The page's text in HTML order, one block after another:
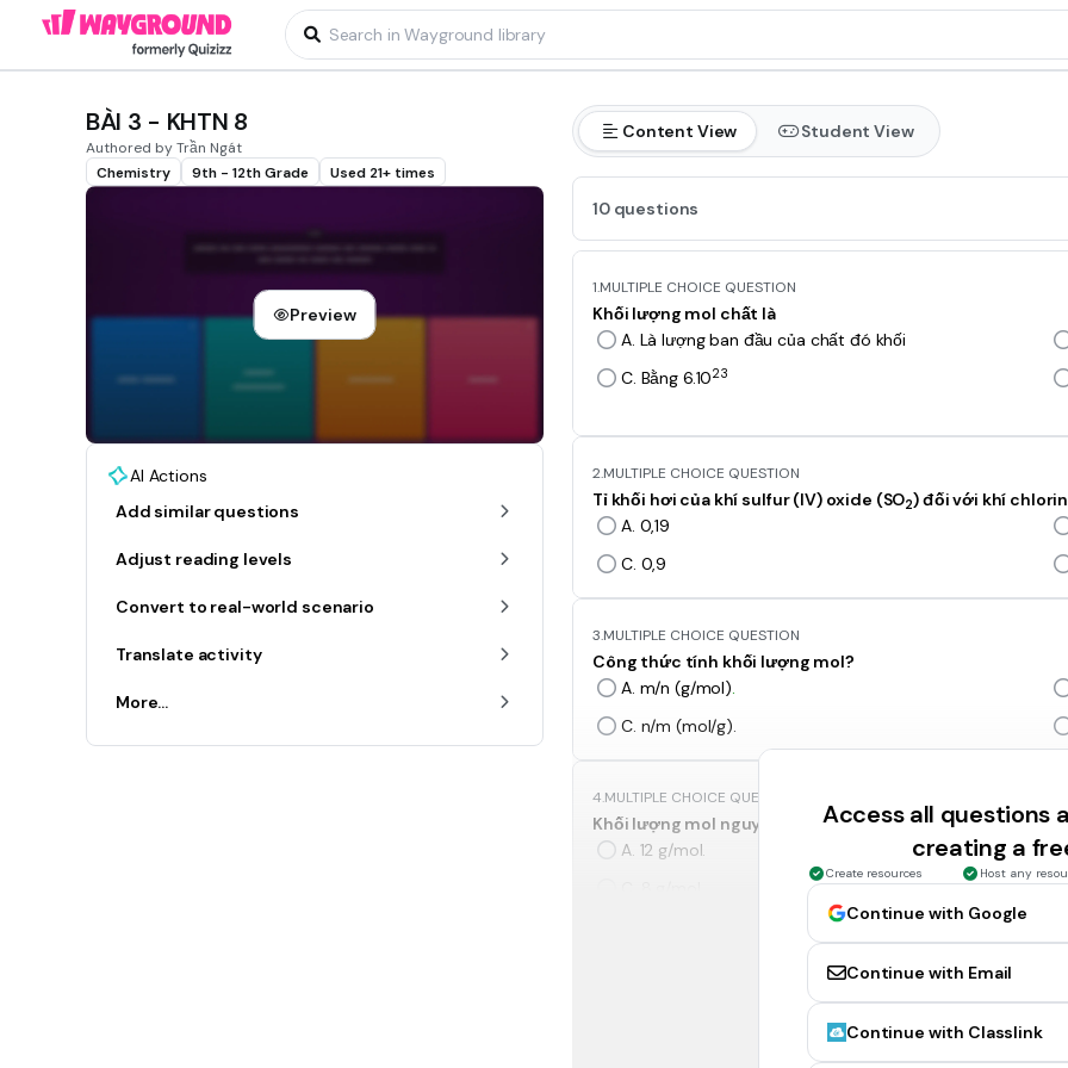
BÀI 3 - KHTN 8
Authored by Trần Ngát
Chemistry
9th - 12th Grade Used 21+ times
Preview
AI Actions
Add similar questions
Adjust reading levels
Convert to real-world scenario
Translate activity
More...
Content View Student View
10 questions
1.MULTIPLE CHOICE QUESTION
Khối lượng mol chất là
A. Là lượng ban đầu của chất đó khối
C. Bằng 6.1023
2.MULTIPLE CHOICE QUESTION
Tỉ khối hơi của khí sulfur (IV) oxide (SO2) đối với khí
A. 0,19
C. 0,9
3.MULTIPLE CHOICE QUESTION
Công thức tính khối lượng mol?
A. m/n (g/mol).
C. n/m (mol/g).
4.MULTIPLE CHOICE QUESTION
Khối lượng mol nguyên tử Oxygen là bao nhiêu?
A. 12 g/mol.
Khối lượng mol phân tử nước là bao nhiêu?
Access all questions
creating a
Create resources Host any
Continue with Google
Continue with Email
Continue with Classlink